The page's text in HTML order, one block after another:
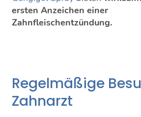
ersten Anzeichen einer
Zahnfleischentzündung.
Regelmäßige
Zahnarzt